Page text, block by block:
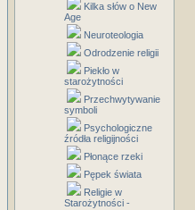
Kilka słów o New
Age
Neuroteologia
Odrodzenie religii
Piekło w
starożytności
Przechwytywanie
symboli
Psychologiczne
źródła religijności
Płonące rzeki
Pępek świata
Religie w
Starożytności -